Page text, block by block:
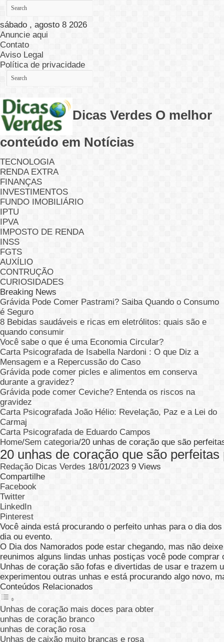
sábado , agosto 8 2026
Anuncie aqui
Contato
Aviso Legal
Política de privacidade
Dicas Verdes O melhor
conteúdo em Notícias
TECNOLOGIA
RENDA EXTRA
FINANÇAS
INVESTIMENTOS
FUNDO IMOBILIÁRIO
IPTU
IPVA
IMPOSTO DE RENDA
INSS
FGTS
AUXÍLIO
CONTRUÇÃO
CURIOSIDADES
Breaking News
Grávida Pode Comer Pastrami? Saiba Quando o Consumo
é Seguro
8 Bebidas saudáveis e ricas em eletrólitos: quais são e
quando consumir
Você sabe o que é uma Economia Circular?
Carta Psicografada de Isabella Nardoni : O que Diz a
Mensagem e a Repercussão do Caso
Grávida pode comer picles e alimentos em conserva
durante a gravidez?
Grávida pode comer Ceviche? Entenda os riscos na
gravidez
Carta Psicografada João Hélio: Revelação, Paz e a Lei do
Carmaj
Carta Psicografada de Eduardo Campos
Home/Sem categoria/20 unhas de coração que são
20 unhas de coração que são
Redação Dicas Verdes 18/01/2023 9 Views
Compartilhe
Facebook
Twitter
LinkedIn
Pinterest
Você ainda está procurando o perfeito unhas para o dia
dia ou evento.
O Dia dos Namorados pode estar chegando, mas não
reunimos alguns lindas unhas postiças você pode comprar
Unhas de coração são fofas e divertidas de usar e
experimentou outras unhas e está procurando algo novo,
Conteúdos Relacionados
Unhas de coração mais doces para obter
unhas de coração branco
unhas de coração rosa
Unhas de caixão muito brancas e rosa